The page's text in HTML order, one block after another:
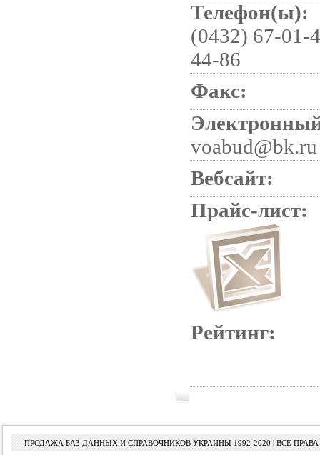
Телефон(ы):
(0432) 67-01-
44-86
Факс:
voabud@bk.ru
Вебсайт:
Прайс-лист:
Рейтинг:
ПРОДАЖА БАЗ ДАННЫХ И СПРАВОЧНИКОВ УКРАИНЫ 1992-2020 | ВСЕ